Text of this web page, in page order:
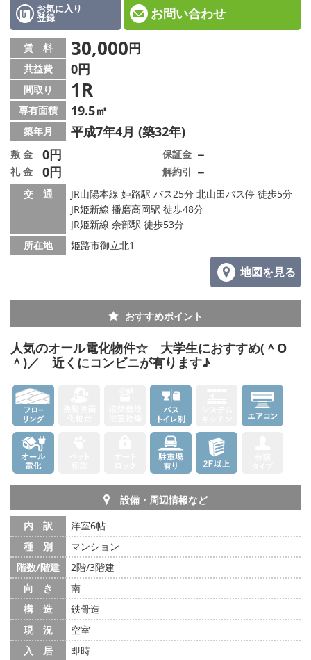
路線·駅から探す
地域から探す
地図から探す
スタッフ紹介
スタッフ募集中
店舗情報·アクセス
メールでお問い合わせ
お気に入り
登録 お問い合わせ
賃 料 30,000円
共益費 0円
間取り 1R
専有面積 19.5㎡
築年月 平成7年4月 (築32年)
敷 金 0円
礼 金 0円
保証金 －
解約引 －
交 通
JR山陽本線 姫路駅 バス25分 北山田バス停 徒歩5分
JR姫新線 播磨高岡駅 徒歩48分
JR姫新線 余部駅 徒歩53分
所在地
姫路市御立北1
地図を見る
おすすめポイント
人気のオール電化物件☆ 大学生におすすめ(＾O
＾)／ 近くにコンビニが有ります♪
設備・周辺情報など
内 訳
洋室6帖
種 別
マンション
階数/階建
2階/3階建
向 き
南
構 造
鉄骨造
現 況
空室
入 居
即時